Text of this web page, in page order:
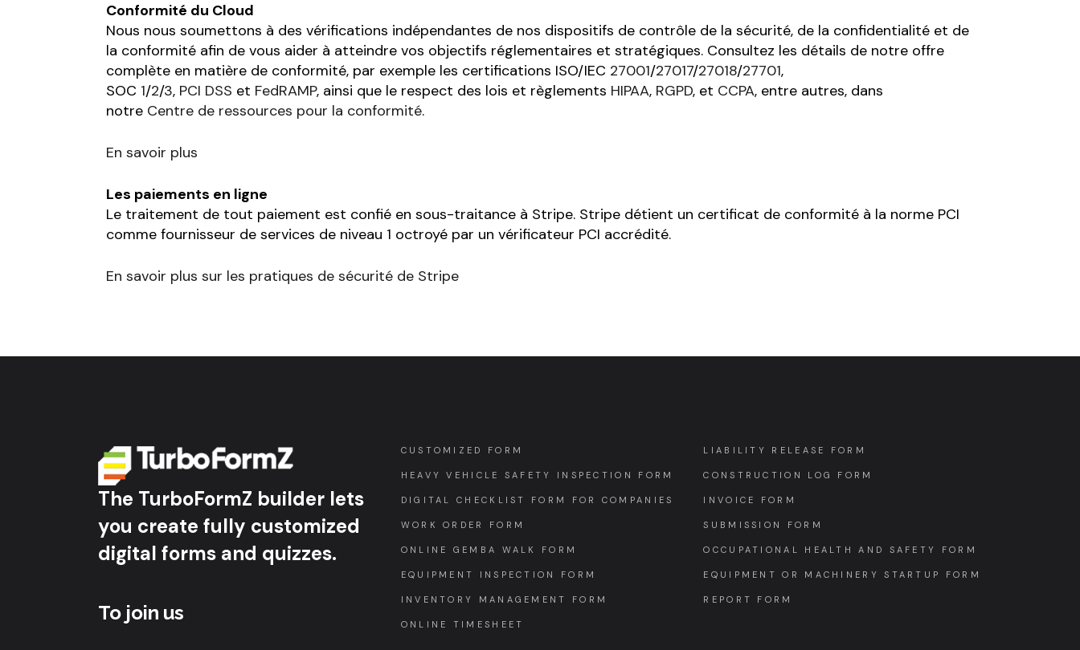
Conformité du Cloud
Nous nous soumettons à des vérifications indépendantes de nos dispositifs de contrôle de la sécurité, de la confidentialité et de
la conformité afin de vous aider à atteindre vos objectifs réglementaires et stratégiques. Consultez les détails de notre offre
complète en matière de conformité, par exemple les certifications ISO/IEC 27001/27017/27018/27701,
SOC 1/2/3, PCI DSS et FedRAMP, ainsi que le respect des lois et règlements HIPAA, RGPD, et CCPA, entre autres, dans
notre Centre de ressources pour la conformité.
En savoir plus
Les paiements en ligne
Le traitement de tout paiement est confié en sous-traitance à Stripe. Stripe détient un certificat de conformité à la norme PCI
comme fournisseur de services de niveau 1 octroyé par un vérificateur PCI accrédité.
En savoir plus sur les pratiques de sécurité de Stripe
The TurboFormZ builder lets
you create fully customized
digital forms and quizzes.
To join us
CUSTOMIZED FORM
HEAVY VEHICLE SAFETY INSPECTION FORM
DIGITAL CHECKLIST FORM FOR COMPANIES
WORK ORDER FORM
ONLINE GEMBA WALK FORM
EQUIPMENT INSPECTION FORM
INVENTORY MANAGEMENT FORM
ONLINE TIMESHEET
LIABILITY RELEASE FORM
CONSTRUCTION LOG FORM
INVOICE FORM
SUBMISSION FORM
OCCUPATIONAL HEALTH AND SAFETY FORM
EQUIPMENT OR MACHINERY STARTUP FORM
REPORT FORM